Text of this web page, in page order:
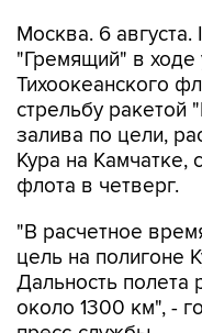
Москва. 6 августа.
"Гремящий" в ходе
Тихоокеанского
стрельбу ракетой
залива по цели,
Кура на Камчатке,
флота в четверг.
"В расчетное
цель на полигоне
Дальность полета
около 1300 км", -